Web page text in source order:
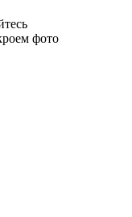
фото